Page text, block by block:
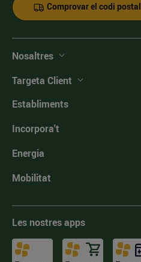
Comprovar el codi postal
Nosaltres
Targeta Client
Establiments
Incorpora't
Energia
Mobilitat
Les nostres apps